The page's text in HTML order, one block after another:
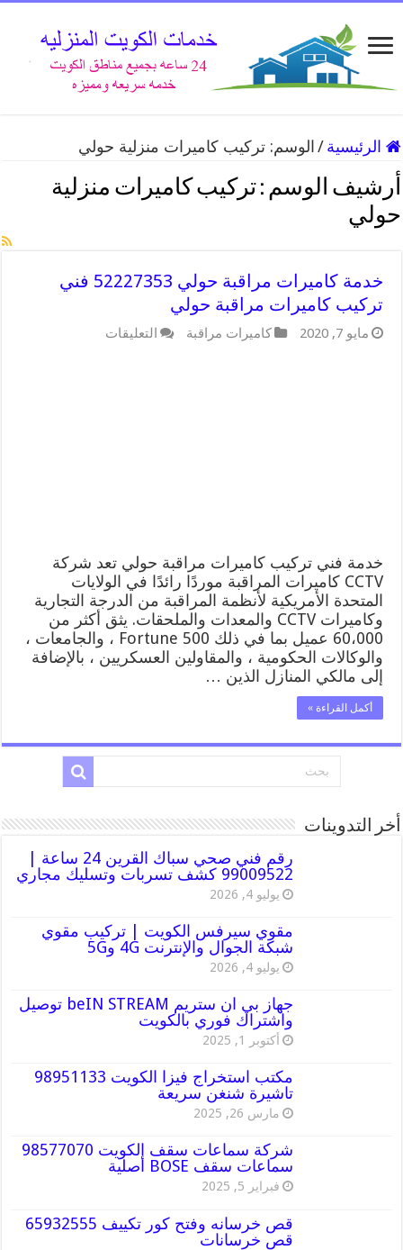
الرئيسية / الوسم:تركيب كاميرات منزلية حولي
أرشيف الوسم :تركيب كاميرات منزلية
حولي
خدمة كاميرات مراقبة حولي 52227353 فني
تركيب كاميرات مراقبة حولي
مايو 7, 2020 كاميرات مراقبة التعليقات
خدمة فني تركيب كاميرات مراقبة حولي تعد شركة
CCTV كاميرات المراقبة موردًا رائدًا في الولايات
المتحدة الأمريكية لأنظمة المراقبة من الدرجة التجارية
وكاميرات CCTV والمعدات والملحقات. يثق أكثر من
60،000 عميل بما في ذلك Fortune 500 ، والجامعات ،
والوكالات الحكومية ، والمقاولين العسكريين ، بالإضافة
إلى مالكي المنازل الذين …
أكمل القراءة »
أخر التدوينات
رقم فني صحي سباك القرين 24 ساعة |
99009522 كشف تسربات وتسليك مجاري
يوليو 4, 2026
مقوي سيرفس الكويت | تركيب مقوي
شبكة الجوال والإنترنت 4G و5G
يوليو 4, 2026
جهاز بي ان ستريم beIN STREAM توصيل
واشتراك فوري بالكويت
أكتوبر 1, 2025
مكتب استخراج فيزا الكويت 98951133
تاشيرة شنغن سريعة
مارس 26, 2025
شركة سماعات سقف الكويت 98577070
سماعات سقف BOSE أصلية
فبراير 5, 2025
قص خرسانه وفتح كور تكييف 65932555
قص خرسانات